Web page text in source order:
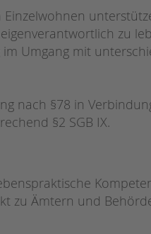
zu
Umgang mit
nach §78 in
§2 SGB IX.
zu Ämtern und